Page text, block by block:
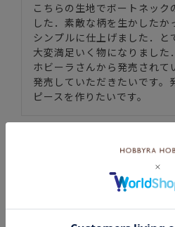
こちらの生地でボートネック
した．素敵な柄を生かしたか
シンプルに仕上げました．と
大変満足いく物になりました
ホビーラさんから発売されて
発売していただきたいです。
ピースを作りたいです。